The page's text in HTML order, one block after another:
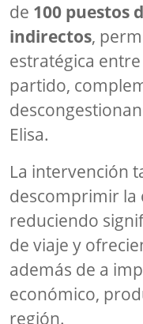
de 100 puestos
indirectos,
estratégica
partido,
Elisa.
La intervención
descomprimir la
reduciendo
de viaje y
además de a
económico,
región.